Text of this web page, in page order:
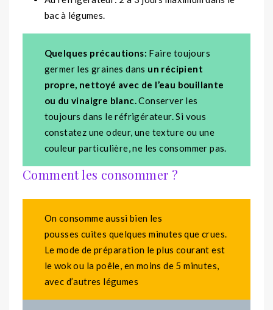
bac à légumes.
Quelques précautions: Faire toujours
germer les graines dans un récipient
propre, nettoyé avec de l’eau bouillante
ou du vinaigre blanc. Conserver les
toujours dans le réfrigérateur. Si vous
constatez une odeur, une texture ou une
couleur particulière, ne les consommer pas.
Comment les consommer ?
On consomme aussi bien les
pousses cuites quelques minutes que crues.
Le mode de préparation le plus courant est
le wok ou la poêle, en moins de 5 minutes,
avec d’autres légumes